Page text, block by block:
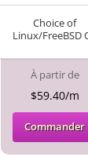
Choice of
Linux/FreeBSD
À partir de
$59.40/m
Commander